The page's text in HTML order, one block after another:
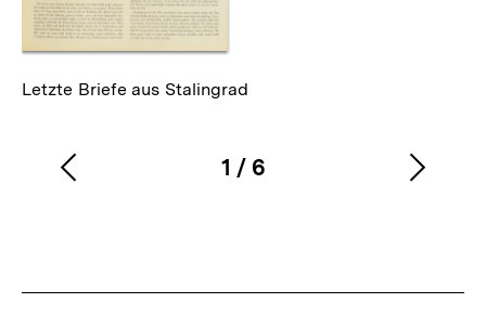
Letzte Briefe aus Stalingrad
Karussellinhalt
1
von
/ 6
Vorherigen